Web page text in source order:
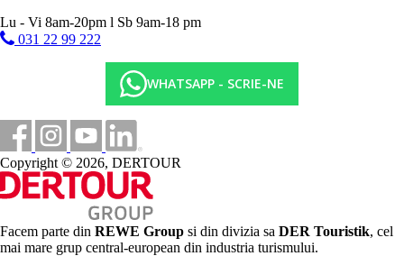
Lu - Vi 8am-20pm l Sb 9am-18 pm
031 22 99 222
WHATSAPP - SCRIE-NE
Copyright © 2026, DERTOUR
Facem parte din REWE Group si din divizia sa DER Touristik, cel
mai mare grup central-european din industria turismului.